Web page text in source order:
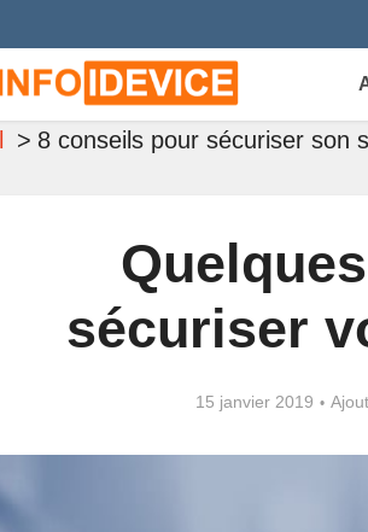
8 conseils pour sécuriser son
sécuriser
15 janvier 2019